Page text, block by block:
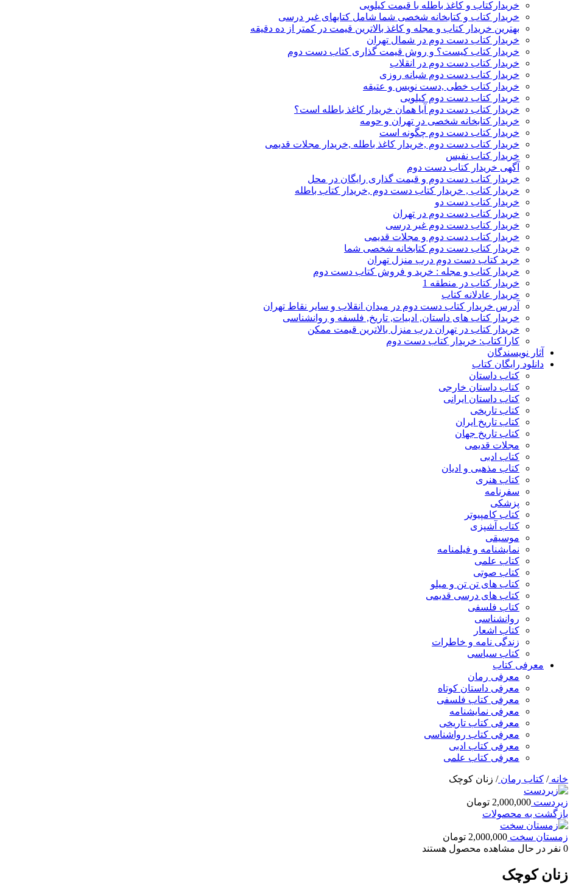
خریدارکتاب و کاغذ باطله با قیمت کیلویی
خریدار کتاب و کتابخانه شخصی شما شامل کتابهای غیر درسی
بهترین خریدار کتاب و مجله و کاغذ بالاترین قیمت در کمتر از ده دقیقه
خریدار کتاب دست دوم در شمال تهران
خریدار کتاب کیست؟ و روش قیمت گذاری کتاب دست دوم
خریدار کتاب دست دوم در انقلاب
خریدار کتاب دست دوم شبانه روزی
خریدار کتاب خطی ,دست نویس و عتیقه
خریدار کتاب دست دوم کیلویی
خریدار کتاب دست دوم آیا همان خریدار کاغذ باطله است؟
خریدار کتابخانه شخصی در تهران و حومه
خریدار کتاب دست دوم چگونه است
خریدار کتاب دست دوم ,خریدار کاغذ باطله ,خریدار مجلات قدیمی
خریدار کتاب نفیس
آگهی خریدار کتاب دست دوم
خریدار کتاب دست دوم و قیمت گذاری رایگان در محل
خریدار کتاب , خریدار کتاب دست دوم ,خریدار کتاب باطله
خریدار کتاب دست دو
خریدار کتاب دست دوم در تهران
خریدار کتاب دست دوم غیر درسی
خریدار کتاب دست دوم و مجلات قدیمی
خریدار کتاب دست دوم کتابخانه شخصی شما
خرید کتاب دست دوم درب منزل تهران
خریدار کتاب و مجله : خرید و فروش کتاب دست دوم
خریدار کتاب در منطقه 1
خریدار عادلانه کتاب
آدرس خریدار کتاب دست دوم در میدان انقلاب و سایر نقاط تهران
خریدار کتاب های داستان, ادبیات, تاریخ, فلسفه و روانشناسی
خریدار کتاب در تهران درب منزل بالاترین قیمت ممکن
کارا کتاب: خریدار کتاب دست دوم
آثار نویسندگان
دانلود رایگان کتاب
کتاب داستان
کتاب داستان خارجی
کتاب داستان ایرانی
کتاب تاریخی
کتاب تاریخ ایران
کتاب تاریخ جهان
مجلات قدیمی
کتاب ادبی
کتاب مذهبی و ادیان
کتاب هنری
سفرنامه
پزشکی
کتاب کامپیوتر
کتاب آشپزی
موسیقی
نمایشنامه و فیلمنامه
کتاب علمی
کتاب صوتی
کتاب های تن تن و میلو
کتاب های درسی قدیمی
کتاب فلسفی
روانشناسی
کتاب اشعار
زندگی نامه و خاطرات
کتاب سیاسی
معرفی کتاب
معرفی رمان
معرفی داستان کوتاه
معرفی کتاب فلسفی
معرفی نمایشنامه
معرفی کتاب تاریخی
معرفی کتاب رواشناسی
معرفی کتاب ادبی
معرفی کتاب علمی
خانه/ کتاب رمان/ زنان کوچک
زیردست 2,000,000 تومان
بازگشت به محصولات
زمستان سخت 2,000,000 تومان
0 نفر در حال مشاهده محصول هستند
زنان کوچک